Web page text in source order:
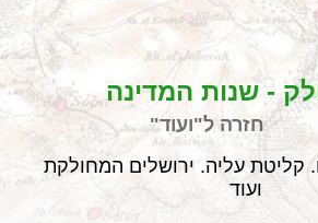
- שנות המדינה
חזרה ל"ועוד"
קליטת עליה. ירושלים המחולקת
ועוד